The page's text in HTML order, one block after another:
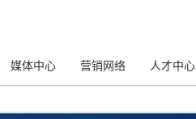
媒体中心 营销网络 人才中心